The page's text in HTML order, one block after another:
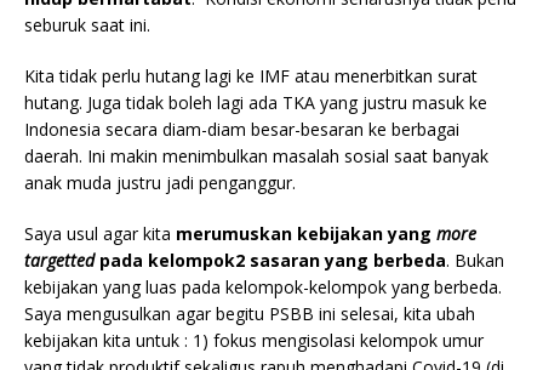
seburuk saat ini.
Kita tidak perlu hutang lagi ke IMF atau menerbitkan surat
hutang. Juga tidak boleh lagi ada TKA yang justru masuk ke
Indonesia secara diam-diam besar-besaran ke berbagai
daerah. Ini makin menimbulkan masalah sosial saat banyak
anak muda justru jadi penganggur.
Saya usul agar kita merumuskan kebijakan yang more
targettedpada kelompok2 sasaran yang berbeda. Bukan
kebijakan yang luas pada kelompok-kelompok yang berbeda.
Saya mengusulkan agar begitu PSBB ini selesai, kita ubah
kebijakan kita untuk : 1) fokus mengisolasi kelompok umur